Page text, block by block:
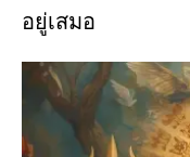
อยู่เสมอ